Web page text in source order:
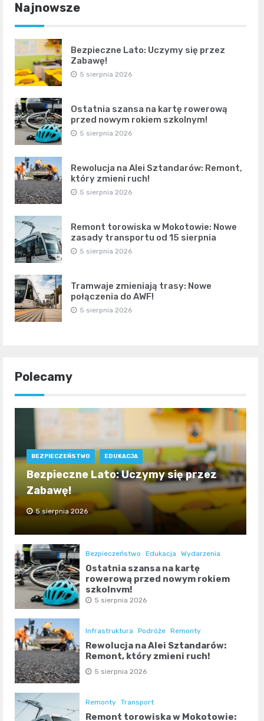
Najnowsze
Bezpieczne Lato: Uczymy się przez
Zabawę!
5 sierpnia 2026
Ostatnia szansa na kartę rowerową
przed nowym rokiem szkolnym!
5 sierpnia 2026
Rewolucja na Alei Sztandarów: Remont,
który zmieni ruch!
5 sierpnia 2026
Remont torowiska w Mokotowie: Nowe
zasady transportu od 15 sierpnia
5 sierpnia 2026
Tramwaje zmieniają trasy: Nowe
połączenia do AWF!
5 sierpnia 2026
Polecamy
BEZPIECZEŃSTWO EDUKACJA
Bezpieczne Lato: Uczymy się przez
Zabawę!
5 sierpnia 2026
Bezpieczeństwo Edukacja Wydarzenia
Ostatnia szansa na kartę
rowerową przed nowym rokiem
szkolnym!
5 sierpnia 2026
Infrastruktura Podróże Remonty
Rewolucja na Alei Sztandarów:
Remont, który zmieni ruch!
5 sierpnia 2026
Remonty Transport
Remont torowiska w Mokotowie: